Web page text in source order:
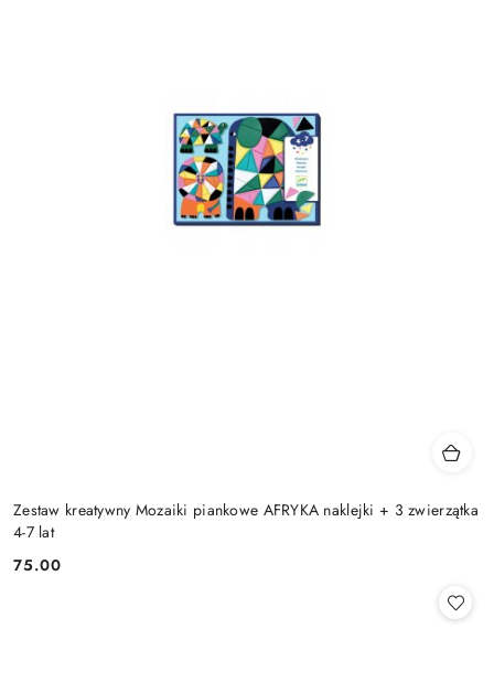
Zestaw kreatywny Mozaiki piankowe AFRYKA naklejki + 3 zwierzątka
4-7 lat
Cena:
75.00